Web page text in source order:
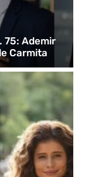
75: Ademir
Carmita